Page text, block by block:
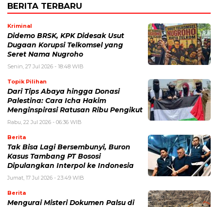
BERITA TERBARU
Kriminal
Didemo BRSK, KPK Didesak Usut
Dugaan Korupsi Telkomsel yang
Seret Nama Nugroho
Senin, 27 Jul 2026 - 18:48 WIB
Topik Pilihan
Dari Tips Abaya hingga Donasi
Palestina: Cara Icha Hakim
Menginspirasi Ratusan Ribu Pengikut
Rabu, 22 Jul 2026 - 06:36 WIB
Berita
Tak Bisa Lagi Bersembunyi, Buron
Kasus Tambang PT Bososi
Dipulangkan Interpol ke Indonesia
Jumat, 17 Jul 2026 - 23:49 WIB
Berita
Mengurai Misteri Dokumen Palsu di